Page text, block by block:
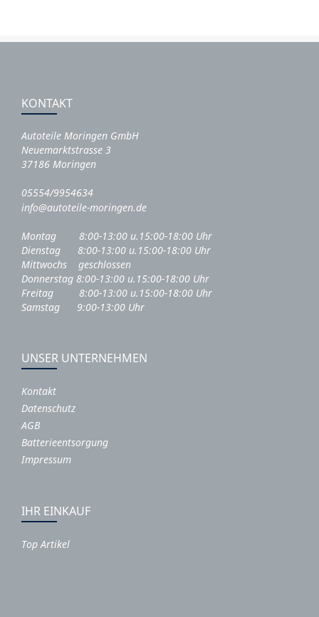
KONTAKT
Autoteile Moringen GmbH
Neuemarktstrasse 3
37186 Moringen
05554/9954634
info@autoteile-moringen.de
Montag 8:00-13:00 u.15:00-18:00 Uhr
Dienstag 8:00-13:00 u.15:00-18:00 Uhr
Mittwochs geschlossen
Donnerstag 8:00-13:00 u.15:00-18:00 Uhr
Freitag 8:00-13:00 u.15:00-18:00 Uhr
Samstag 9:00-13:00 Uhr
UNSER UNTERNEHMEN
Kontakt
Datenschutz
AGB
Batterieentsorgung
Impressum
IHR EINKAUF
Top Artikel